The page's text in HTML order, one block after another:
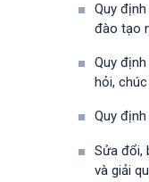
Quy
đào tạo
Quy
hỏi,
Quy
Sửa đổi,
và giải